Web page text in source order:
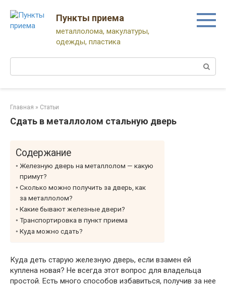
контенту
Пункты приема
металлолома, макулатуры,
одежды, пластика
Поиск:
Главная » Статьи
Сдать в металлолом стальную дверь
Содержание
Железную дверь на металлолом — какую
примут?
Сколько можно получить за дверь, как
за металлолом?
Какие бывают железные двери?
Транспортировка в пункт приема
Куда можно сдать?
Куда деть старую железную дверь, если взамен ей
куплена новая? Не всегда этот вопрос для владельца
простой. Есть много способов избавиться, получив за нее